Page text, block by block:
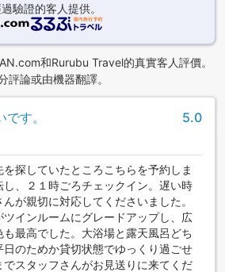
驗證的客人提供。
和Rurubu Travel的真實客人評價。
評論或由機器翻譯。
す。 5.0
探していたところこちらを予約しま
し、２１時ごろチェックイン。遅い時
が親切に対応してくださいました。
インルームにグレードアップし、広
も最高でした。大浴場と露天風呂どち
日のためか貸切状態でゆっくり過ごせ
でスタッフさんがお見送りに来てくだ